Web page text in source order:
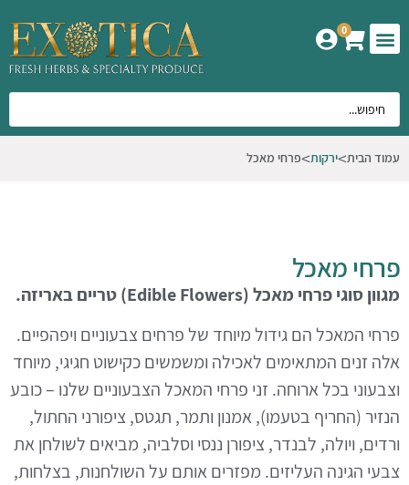
0
עמוד הבית ירקות פרחי מאכל
פרחי מאכל
מגוון סוגי פרחי מאכל(
Edible Flowers
)טריים באריזה.
פרחי המאכלהם גידול מיוחד של פרחים צבעוניים ויפהפיים.
אלה זנים המתאימים לאכילה ומשמשים כקישוט חגיגי, מיוחד
וצבעוני בכל ארוחה. זני פרחי המאכל הצבעוניים שלנו – כובע
הנזיר (החריף בטעמו), אמנון ותמר, תגטס, ציפורני החתול,
ורדים, ויולה, לבנדר, ציפורן ננסי וסלביה, מביאים לשולחן את
צבעי הגינה העליזים. מפזרים אותם על השולחנות, בצלחות,